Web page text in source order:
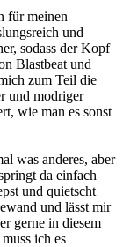
für meinen
und
sodass der Kopf
Blastbeat und
zum Teil die
und modriger
wie man es sonst
was anderes, aber
da einfach
und quietscht
und lässt mir
gerne in diesem
ich es